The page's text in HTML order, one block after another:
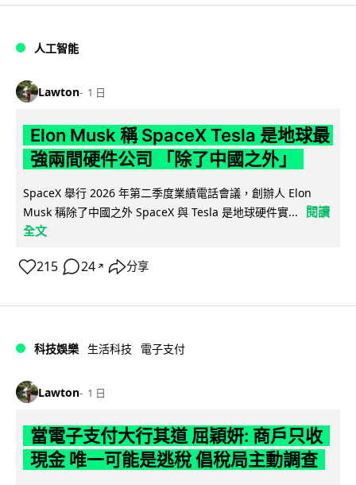
人工智能
Lawton 1 日
Elon Musk 稱 SpaceX Tesla 是地球最
強兩間硬件公司 「除了中國之外」
SpaceX 舉行 2026 年第二季度業績電話會議，創辦人 Elon
Musk 稱除了中國之外 SpaceX 與 Tesla 是地球硬件實...
閱讀
全文
215 24 ↗ 分享
科技娛樂 生活科技 電子支付
Lawton 1 日
當電子支付大行其道 屈穎妍: 商戶只收
現金 唯一可能是逃稅 倡稅局主動調查